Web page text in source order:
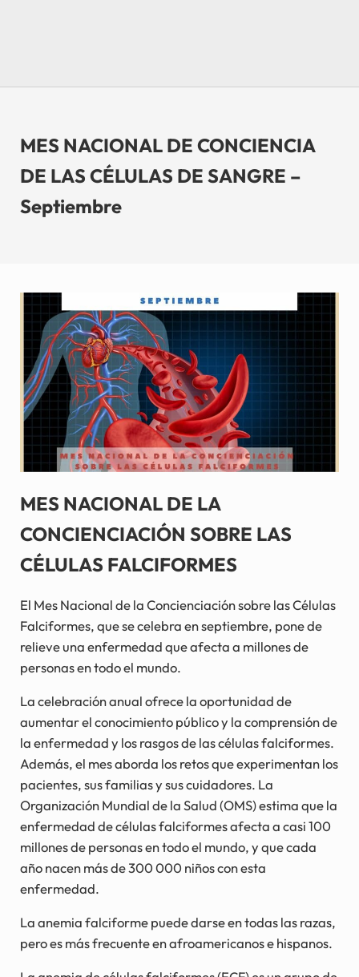
MES NACIONAL DE CONCIENCIA
DE LAS CÉLULAS DE SANGRE –
Septiembre
MES NACIONAL DE LA
CONCIENCIACIÓN SOBRE LAS
CÉLULAS FALCIFORMES
El Mes Nacional de la Concienciación sobre las Células
Falciformes, que se celebra en septiembre, pone de
relieve una enfermedad que afecta a millones de
personas en todo el mundo.
La celebración anual ofrece la oportunidad de
aumentar el conocimiento público y la comprensión de
la enfermedad y los rasgos de las células falciformes.
Además, el mes aborda los retos que experimentan los
pacientes, sus familias y sus cuidadores. La
Organización Mundial de la Salud (OMS) estima que la
enfermedad de células falciformes afecta a casi 100
millones de personas en todo el mundo, y que cada
año nacen más de 300 000 niños con esta
enfermedad.
La anemia falciforme puede darse en todas las razas,
pero es más frecuente en afroamericanos e hispanos.